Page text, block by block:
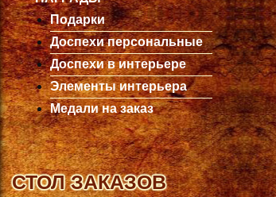
Подарки
Доспехи персональные
Доспехи в интерьере
Элементы интерьера
Медали на заказ
СТОЛ ЗАКАЗОВ